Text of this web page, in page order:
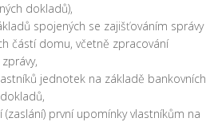
dokladů),
spojených se zajišťováním správy
částí domu, včetně zpracování
jednotek na základě bankovních
(zaslání) první upomínky vlastníkům na